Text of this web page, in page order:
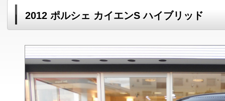
2012 ポルシェ カイエンS ハイブリッド